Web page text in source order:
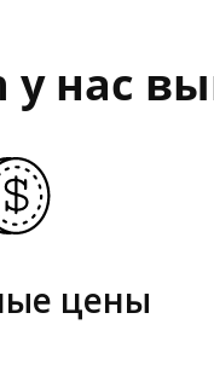
нас
цены